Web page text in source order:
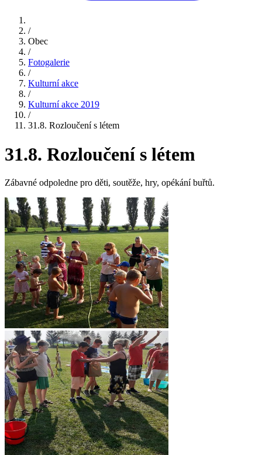
/
Obec
/
Fotogalerie
/
Kulturní akce
/
Kulturní akce 2019
/
31.8. Rozloučení s létem
31.8. Rozloučení s létem
Zábavné odpoledne pro děti, soutěže, hry, opékání buřtů.